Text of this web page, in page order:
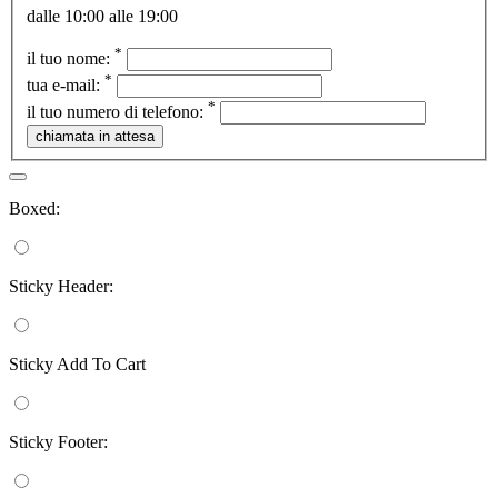
dalle 10:00 alle 19:00
il tuo nome: *
tua e-mail: *
il tuo numero di telefono: *
Boxed:
Sticky Header:
Sticky Add To Cart
Sticky Footer: